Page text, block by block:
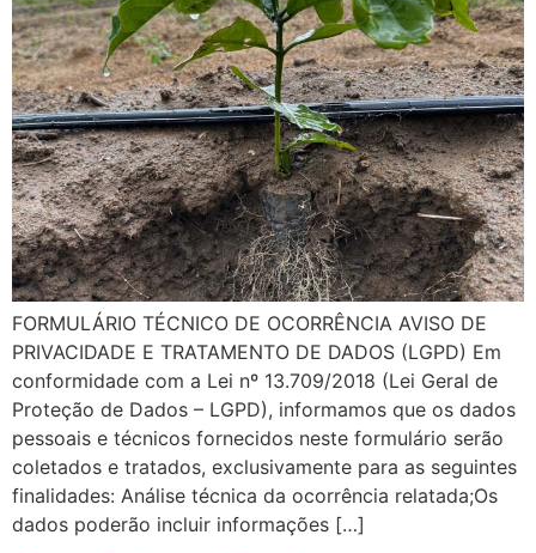
FORMULÁRIO TÉCNICO DE OCORRÊNCIA AVISO DE
PRIVACIDADE E TRATAMENTO DE DADOS (LGPD) Em
conformidade com a Lei nº 13.709/2018 (Lei Geral de
Proteção de Dados – LGPD), informamos que os dados
pessoais e técnicos fornecidos neste formulário serão
coletados e tratados, exclusivamente para as seguintes
finalidades: Análise técnica da ocorrência relatada;Os
dados poderão incluir informações […]